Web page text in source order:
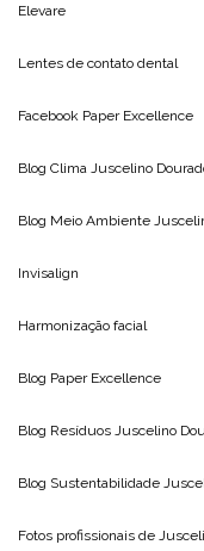
Elevare
Lentes de contato dental
Facebook Paper Excellence
Blog Clima Juscelino
Blog Meio Ambiente
Invisalign
Harmonização facial
Blog Paper Excellence
Blog Resíduos Juscelino
Blog Sustentabilidade
Fotos profissionais de